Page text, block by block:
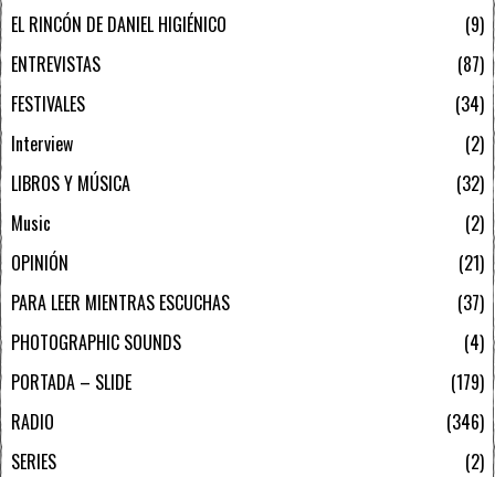
EL RINCÓN DE DANIEL HIGIÉNICO
9
ENTREVISTAS
87
FESTIVALES
34
Interview
2
LIBROS Y MÚSICA
32
Music
2
OPINIÓN
21
PARA LEER MIENTRAS ESCUCHAS
37
PHOTOGRAPHIC SOUNDS
4
PORTADA – SLIDE
179
RADIO
346
SERIES
2